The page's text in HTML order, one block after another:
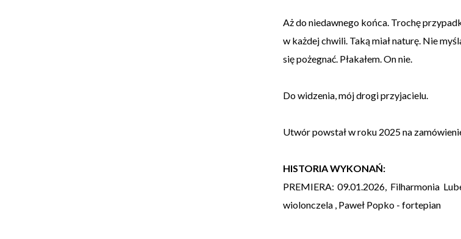
Aż do niedawnego końca. Trochę
w każdej chwili. Taką miał naturę. Nie
się pożegnać. Płakałem. On nie.
Do widzenia, mój drogi przyjacielu.
Utwór powstał w roku 2025 na
HISTORIA WYKONAŃ:
PREMIERA: 09.01.2026, Filharmonia
wiolonczela , Paweł Popko - fortepian